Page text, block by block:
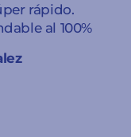
rápido.
al 100%